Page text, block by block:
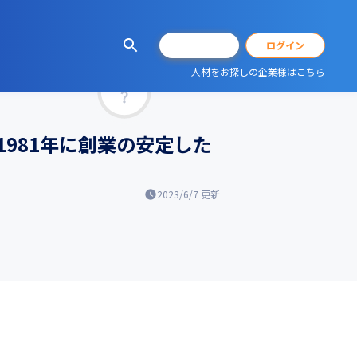
ログイン
人材をお探しの企業様はこちら
年に創業の安定した
2023/6/7 更新